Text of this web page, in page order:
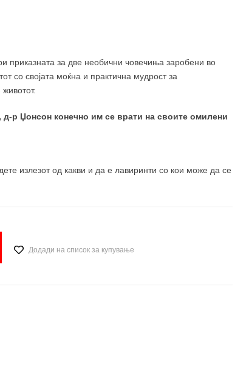
приказната за две необични човечиња заробени во
со својата моќна и практична мудрост за
р Џонсон конечно им се врати на своите омилени
излезот од какви и да е лавиринти со кои може да се
Додади на список за купување